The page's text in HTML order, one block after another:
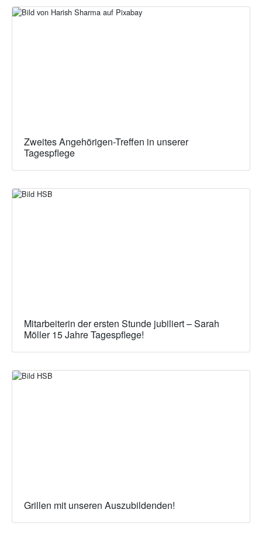
Zweites Angehörigen-Treffen in unserer
Tagespflege
Mitarbeiterin der ersten Stunde jubiliert – Sarah
Möller 15 Jahre Tagespflege!
Grillen mit unseren Auszubildenden!